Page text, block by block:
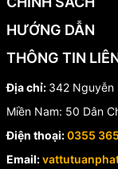
HƯỚNG DẪN
THÔNG TIN
Địa chỉ: 342 Nguyễn
Miền Nam: 50 Dân
Điện thoại:0355
Email: